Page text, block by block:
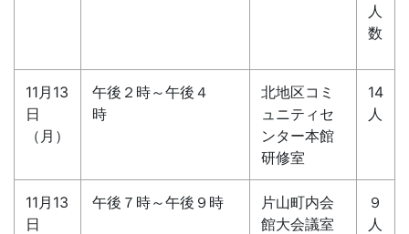
人
数
11月13
日
（月）
午後２時～午後４
時
北地区コミ
ュニティセ
ンター本館
研修室
14
人
11月13
日
午後７時～午後９時
片山町内会
館大会議室
９
人